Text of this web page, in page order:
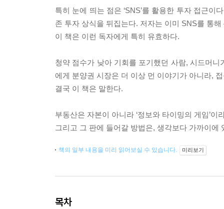
특히 눈에 띄는 점은 ‘SNS’를 활용한 투자 접근
존 투자 상식을 뒤집는다. 저자는 이미 SNS를 통
이 책은 이런 독자에게 특히 유효하다.
청약 점수가 낮아 기회를 포기했던 사람, 시드머니
에게 분양권 시장은 더 이상 먼 이야기가 아니라,
결국 이 책은 말한다.
부동산은 자본이 아니라 ‘정보와 타이밍의 게임’이
그리고 그 판에 들어갈 방법은, 생각보다 가까이에
책의 일부 내용을 미리 읽어보실 수 있습니다. 미리보기
목차